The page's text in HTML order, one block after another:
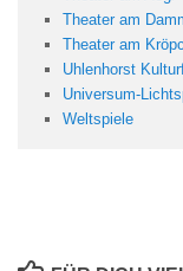
Theater am
Theater am
Uhlenhorst
Universum-
Weltspiele